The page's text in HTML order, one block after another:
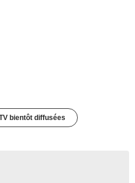
bientôt diffusées